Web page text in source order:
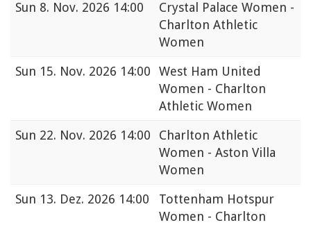
Sun 8. Nov. 2026 14:00
Crystal Palace Women -
Charlton Athletic
Women
Sun 15. Nov. 2026 14:00
West Ham United
Women - Charlton
Athletic Women
Sun 22. Nov. 2026 14:00
Charlton Athletic
Women - Aston Villa
Women
Sun 13. Dez. 2026 14:00
Tottenham Hotspur
Women - Charlton